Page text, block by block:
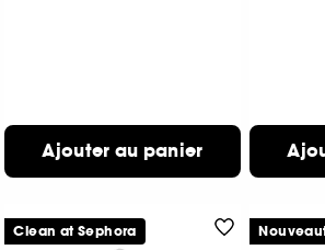
Ajouter au panier
Clean at Sephora